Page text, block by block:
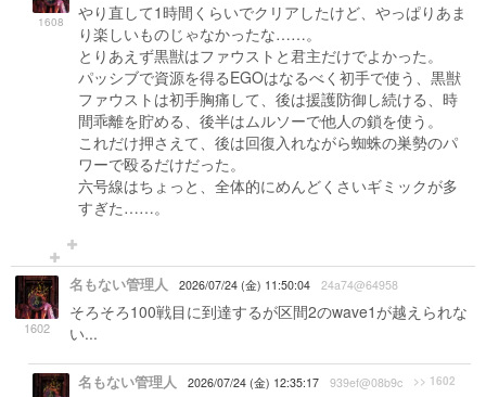
1608
やり直して1時間くらいでクリアしたけど、やっぱりあま
り楽しいものじゃなかったな……。
とりあえず黒獣はファウストと君主だけでよかった。
パッシブで資源を得るEGOはなるべく初手で使う、黒獣
ファウストは初手胸痛して、後は援護防御し続ける、時
間乖離を貯める、後半はムルソーで他人の鎖を使う。
これだけ押さえて、後は回復入れながら蜘蛛の巣勢のパ
ワーで殴るだけだった。
六号線はちょっと、全体的にめんどくさいギミックが多
すぎた……。
1602
名もない管理人 2026/07/24 (金) 11:50:04 24a74@64958
そろそろ100戦目に到達するが区間2のwave1が越えられな
い...
名もない管理人 2026/07/24 (金) 12:35:17 939ef@08b9c >> 1602